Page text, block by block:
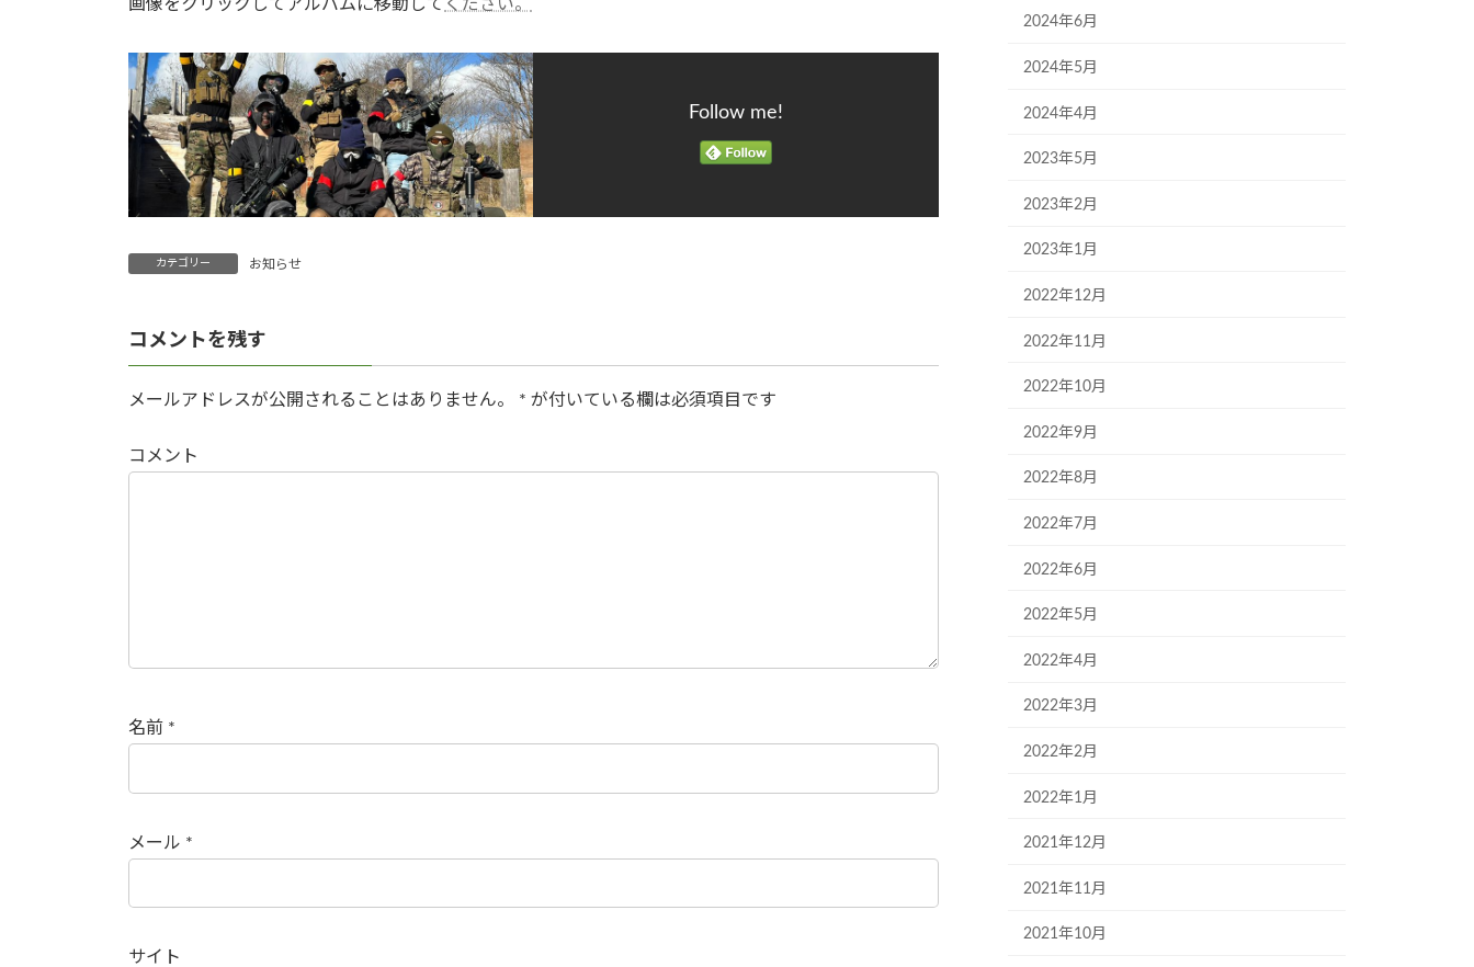
画像をクリックしてアルバムに移動して ください。
Follow me!
カテゴリー お知らせ
コメントを残す
メールアドレスが公開されることはありません。 * が付いている欄は必須項目です
コメント
名前 *
メール *
サイト
2024年6月
2024年5月
2024年4月
2023年5月
2023年2月
2023年1月
2022年12月
2022年11月
2022年10月
2022年9月
2022年8月
2022年7月
2022年6月
2022年5月
2022年4月
2022年3月
2022年2月
2022年1月
2021年12月
2021年11月
2021年10月